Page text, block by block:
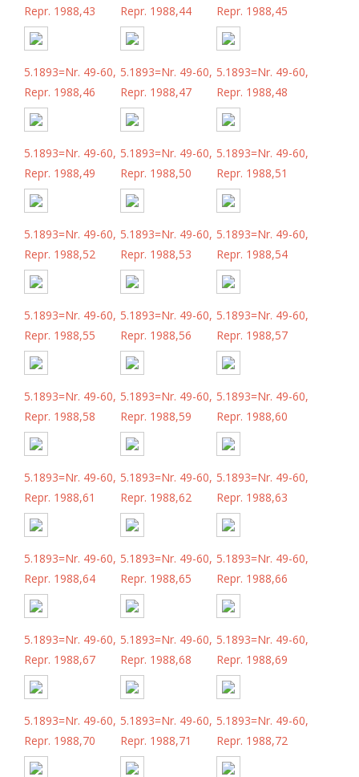
Repr. 1988,43
Repr. 1988,44
Repr. 1988,45
5.1893=Nr. 49-60,
Repr. 1988,46
5.1893=Nr. 49-60,
Repr. 1988,47
5.1893=Nr. 49-60,
Repr. 1988,48
5.1893=Nr. 49-60,
Repr. 1988,49
5.1893=Nr. 49-60,
Repr. 1988,50
5.1893=Nr. 49-60,
Repr. 1988,51
5.1893=Nr. 49-60,
Repr. 1988,52
5.1893=Nr. 49-60,
Repr. 1988,53
5.1893=Nr. 49-60,
Repr. 1988,54
5.1893=Nr. 49-60,
Repr. 1988,55
5.1893=Nr. 49-60,
Repr. 1988,56
5.1893=Nr. 49-60,
Repr. 1988,57
5.1893=Nr. 49-60,
Repr. 1988,58
5.1893=Nr. 49-60,
Repr. 1988,59
5.1893=Nr. 49-60,
Repr. 1988,60
5.1893=Nr. 49-60,
Repr. 1988,61
5.1893=Nr. 49-60,
Repr. 1988,62
5.1893=Nr. 49-60,
Repr. 1988,63
5.1893=Nr. 49-60,
Repr. 1988,64
5.1893=Nr. 49-60,
Repr. 1988,65
5.1893=Nr. 49-60,
Repr. 1988,66
5.1893=Nr. 49-60,
Repr. 1988,67
5.1893=Nr. 49-60,
Repr. 1988,68
5.1893=Nr. 49-60,
Repr. 1988,69
5.1893=Nr. 49-60,
Repr. 1988,70
5.1893=Nr. 49-60,
Repr. 1988,71
5.1893=Nr. 49-60,
Repr. 1988,72